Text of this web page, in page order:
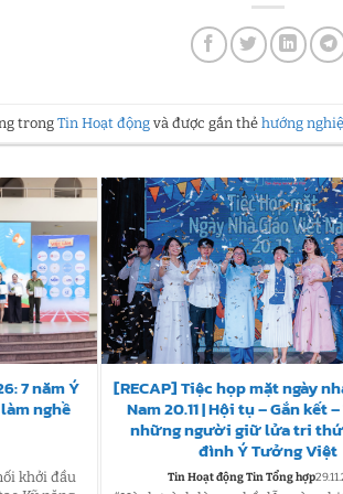
trongTin Hoạt độngvà được gắn thẻ hướng
7 năm Ý
nghề
khởi đầu
[RECAP] Tiệc họp mặt ngày
Nam 20.11 | Hội tụ – Gắn kết
những người giữ lửa tri
đình Ý Tưởng Việt
Tin Hoạt động Tin Tổng hợp